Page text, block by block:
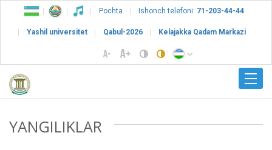
Pochta Ishonch telefoni: 71-203-44-44
Yashil universitet Qabul-2026 Kelajakka Qadam Markazi
YANGILIKLAR